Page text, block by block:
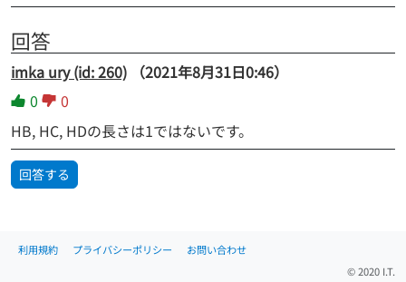
回答
imka ury (id: 260)
（2021年8月31日0:46）
0
0
HB, HC, HDの長さは1ではないです。
回答する
利用規約 プライバシーポリシー
お問い合わせ
© 2020 I.T.